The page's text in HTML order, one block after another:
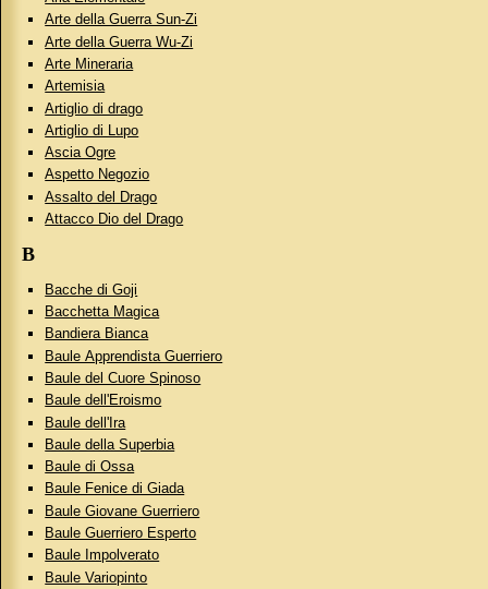
Arte della Guerra Sun-Zi
Arte della Guerra Wu-Zi
Arte Mineraria
Artemisia
Artiglio di drago
Artiglio di Lupo
Ascia Ogre
Aspetto Negozio
Assalto del Drago
Attacco Dio del Drago
B
Bacche di Goji
Bacchetta Magica
Bandiera Bianca
Baule Apprendista Guerriero
Baule del Cuore Spinoso
Baule dell'Eroismo
Baule dell'Ira
Baule della Superbia
Baule di Ossa
Baule Fenice di Giada
Baule Giovane Guerriero
Baule Guerriero Esperto
Baule Impolverato
Baule Variopinto